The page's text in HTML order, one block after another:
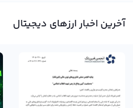
آخرین اخبار ارزهای دیجیتال